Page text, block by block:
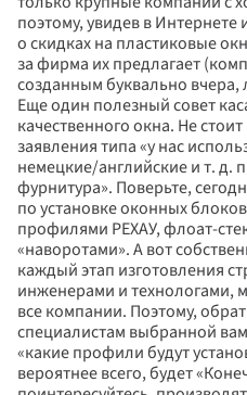
поэтому, увидев в
о скидках на пластиковые
за фирма их предлагает
созданным буквально вчера,
Еще один полезный совет
качественного окна. Не
заявления типа «у нас
немецкие/английские и т. д.
фурнитура». Поверьте,
по установке оконных
профилями РЕХАУ, флоат-
«наворотами». А вот
каждый этап изготовления
инженерами и технологами,
все компании. Поэтому,
специалистам выбранной
«какие профили будут
вероятнее всего, будет